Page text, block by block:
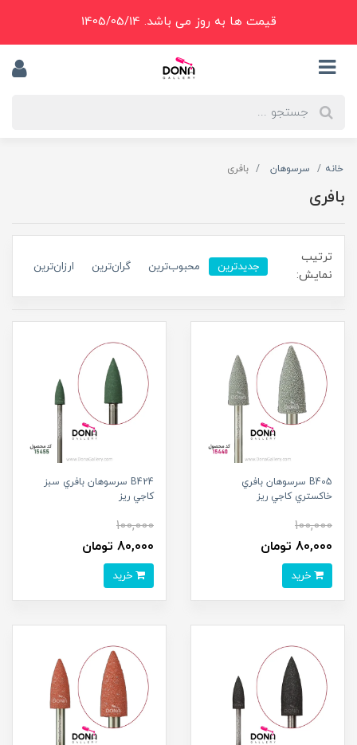
قیمت ها به روز می باشد. 1405/05/14
خانه سرسوهان بافری
بافری
ترتیب
نمایش:
جدیدترین محبوب‌ترین گران‌ترین ارزان‌ترین
B405 سرسوهان بافري
خاکستري کاجي ريز
100,000
80,000 تومان
B424 سرسوهان بافري سبز
کاجي ريز
100,000
80,000 تومان